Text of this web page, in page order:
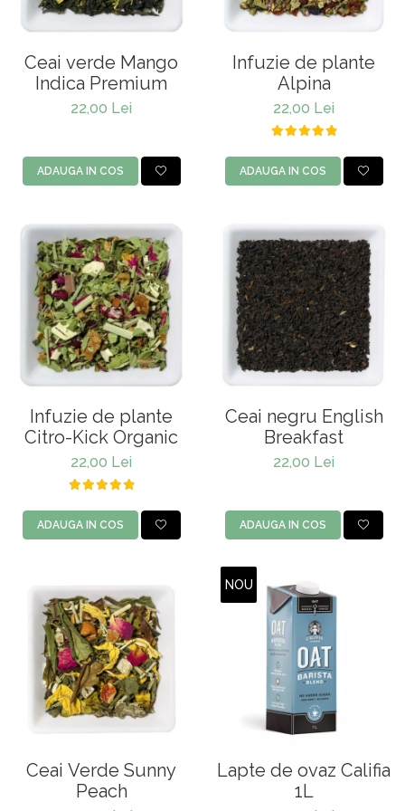
Ceai verde Mango
Indica Premium
22,00 Lei
ADAUGA IN COS
Infuzie de plante
Alpina
22,00 Lei
ADAUGA IN COS
Infuzie de plante
Citro-Kick Organic
22,00 Lei
ADAUGA IN COS
Ceai negru English
Breakfast
22,00 Lei
ADAUGA IN COS
Ceai Verde Sunny
Peach
NOU
Lapte de ovaz Califia
1L